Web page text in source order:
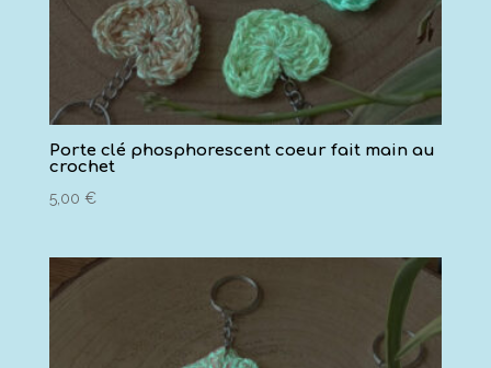
Porte clé phosphorescent coeur fait main au
crochet
5,00 €